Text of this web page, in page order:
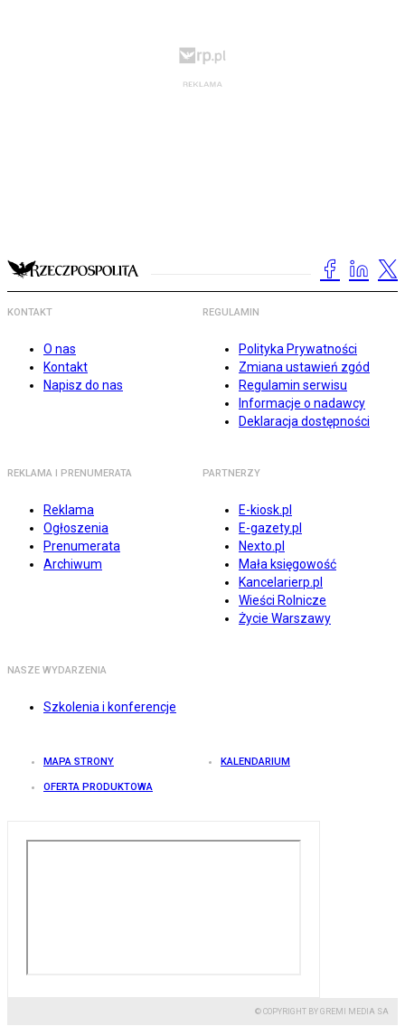
KONTAKT
O nas
Kontakt
Napisz do nas
REGULAMIN
Polityka Prywatności
Zmiana ustawień zgód
Regulamin serwisu
Informacje o nadawcy
Deklaracja dostępności
REKLAMA I PRENUMERATA
Reklama
Ogłoszenia
Prenumerata
Archiwum
PARTNERZY
E-kiosk.pl
E-gazety.pl
Nexto.pl
Mała księgowość
Kancelarierp.pl
Wieści Rolnicze
Życie Warszawy
NASZE WYDARZENIA
Szkolenia i konferencje
MAPA STRONY KALENDARIUM
OFERTA PRODUKTOWA
© COPYRIGHT BY GREMI MEDIA SA